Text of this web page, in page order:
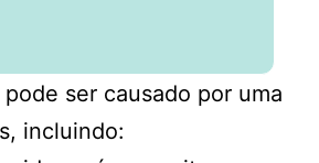
ser causado por uma
incluindo: